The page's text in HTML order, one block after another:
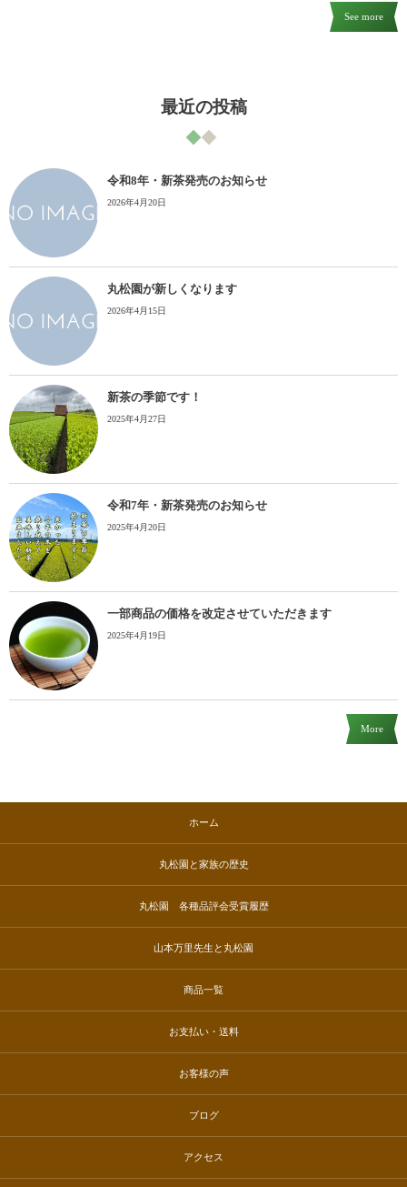
See more
最近の投稿
令和8年・新茶発売のお知らせ
2026年4月20日
丸松園が新しくなります
2026年4月15日
新茶の季節です！
2025年4月27日
令和7年・新茶発売のお知らせ
2025年4月20日
一部商品の価格を改定させていただきます
2025年4月19日
More
ホーム
丸松園と家族の歴史
丸松園 各種品評会受賞履歴
山本万里先生と丸松園
商品一覧
お支払い・送料
お客様の声
ブログ
アクセス